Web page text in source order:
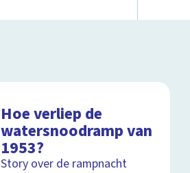
Hoe verliep de
watersnoodramp van
1953?
Story over de rampnacht